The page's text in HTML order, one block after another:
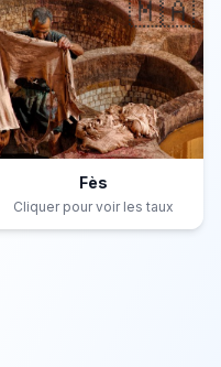
🇲🇦
Fès
Cliquer pour voir les taux